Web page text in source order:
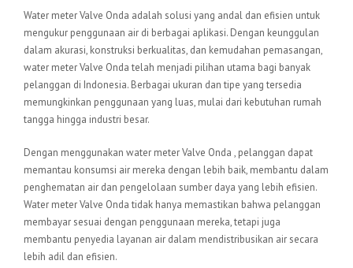
Water meter Valve Onda adalah solusi yang andal dan efisien untuk
mengukur penggunaan air di berbagai aplikasi. Dengan keunggulan
dalam akurasi, konstruksi berkualitas, dan kemudahan pemasangan,
water meter Valve Onda telah menjadi pilihan utama bagi banyak
pelanggan di Indonesia. Berbagai ukuran dan tipe yang tersedia
memungkinkan penggunaan yang luas, mulai dari kebutuhan rumah
tangga hingga industri besar.
Dengan menggunakan water meter Valve Onda , pelanggan dapat
memantau konsumsi air mereka dengan lebih baik, membantu dalam
penghematan air dan pengelolaan sumber daya yang lebih efisien.
Water meter Valve Onda tidak hanya memastikan bahwa pelanggan
membayar sesuai dengan penggunaan mereka, tetapi juga
membantu penyedia layanan air dalam mendistribusikan air secara
lebih adil dan efisien.